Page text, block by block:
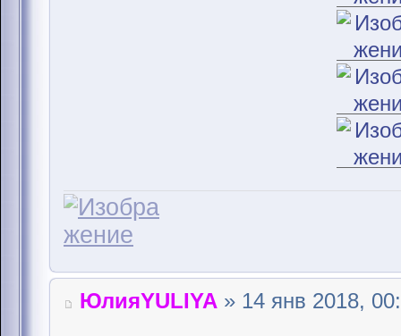
ЮлияYULIYA » 14 янв 2018,